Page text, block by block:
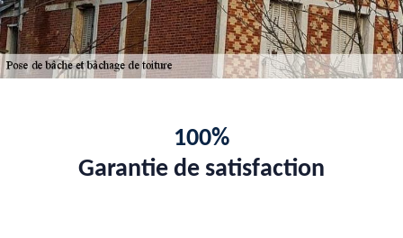
100%
Garantie de satisfaction